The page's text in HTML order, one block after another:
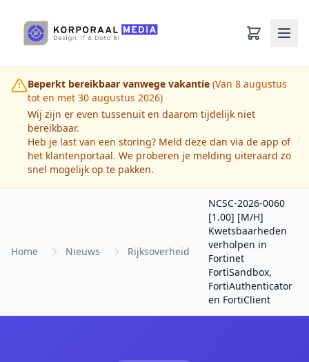
Beperkt bereikbaar vanwege vakantie (Van 8 augustus
tot en met 30 augustus 2026)
Wij zijn er even tussenuit en daarom tijdelijk niet
bereikbaar.
Heb je last van een storing? Meld deze dan via de app of
het klantenportaal. We proberen je melding uiteraard zo
snel mogelijk op te pakken.
Home Nieuws Rijksoverheid
NCSC-2026-0060
[1.00] [M/H]
Kwetsbaarheden
verholpen in
Fortinet
FortiSandbox,
FortiAuthenticator
en FortiClient